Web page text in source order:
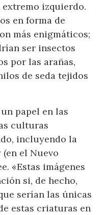
extremo izquierdo.
en forma de
más enigmáticos;
ser insectos
por las arañas,
de seda tejidos
papel en las
culturas
incluyendo la
el Nuevo
«Estas imágenes
si, de hecho,
serían las únicas
estas criaturas en